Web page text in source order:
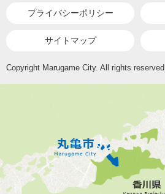
プライバシーポリシー
サイトマップ
Copyright Marugame City. All rights reserved.